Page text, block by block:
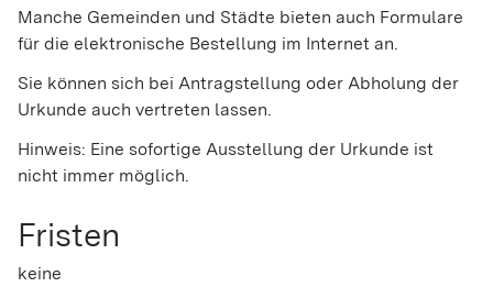
Manche Gemeinden und Städte bieten auch Formulare
für die elektronische Bestellung im Internet an.
Sie können sich bei Antragstellung oder Abholung der
Urkunde auch vertreten lassen.
Hinweis: Eine sofortige Ausstellung der Urkunde ist
nicht immer möglich.
Fristen
keine